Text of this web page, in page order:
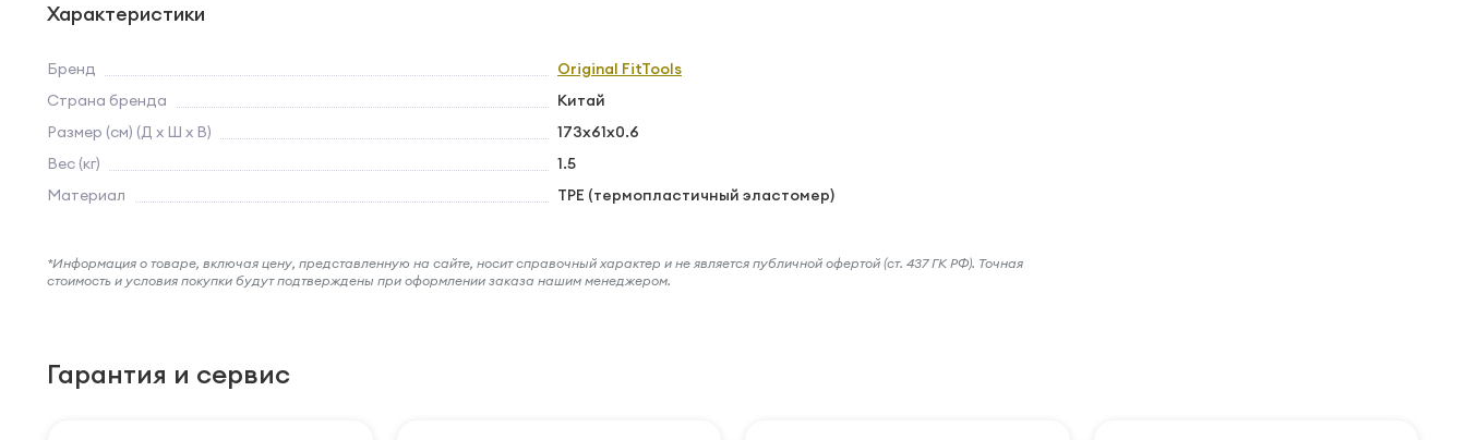
Характеристики
Бренд
Original FitTools
Страна бренда
Китай
Размер (см) (Д х Ш х В)
173х61х0.6
Вес (кг)
1.5
Материал
TPE (термопластичный эластомер)
*Информация о товаре, включая цену, представленную на сайте, носит справочный характер и не является публичной офертой (ст. 437 ГК РФ). Точная
стоимость и условия покупки будут подтверждены при оформлении заказа нашим менеджером.
Гарантия и сервис